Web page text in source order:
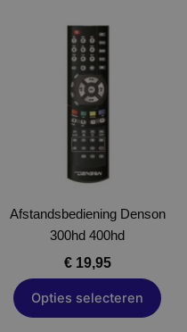
Afstandsbediening Denson
300hd 400hd
€19,95
Opties selecteren
Dit
product
heeft
meerdere
variaties.
Deze
optie
kan
worden
op
de
productpagina